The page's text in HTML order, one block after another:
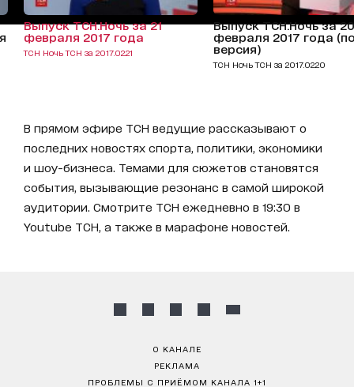
Выпуск ТСН.Ночь за 21
февраля 2017 года
ТСН Ночь ТСН за 2017.02.21
Выпуск ТСН.Ночь за 20
февраля 2017 года
версия)
ТСН Ночь ТСН за 2017.02.20
В прямом эфире ТСН ведущие рассказывают о
последних новостях спорта, политики, экономики
и шоу-бизнеса. Темами для сюжетов становятся
события, вызывающие резонанс в самой широкой
аудитории. Смотрите ТСН ежедневно в 19:30 в
Youtube ТСН, а также в марафоне новостей.
О КАНАЛЕ
РЕКЛАМА
ПРОБЛЕМЫ С ПРИЁМОМ КАНАЛА 1+1